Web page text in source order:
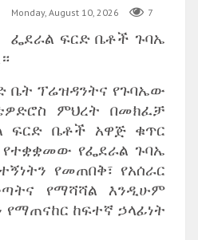
Monday, August 10, 2026 7
ፌደራል ፍርድ ቤቶች ጉባኤ
ቤት ፕሬዝዳንትና የጉባኤው
ምህረት በመክፈቻ
ፍርድ ቤቶች አዋጅ ቁጥር
የተቋቋመው የፌደራል ጉባኤ
የመጠበቅ፣ የአሰራር
የማሻሻል እንዲሁም
የማጠናከር ከፍተኛ ኃላፊነት